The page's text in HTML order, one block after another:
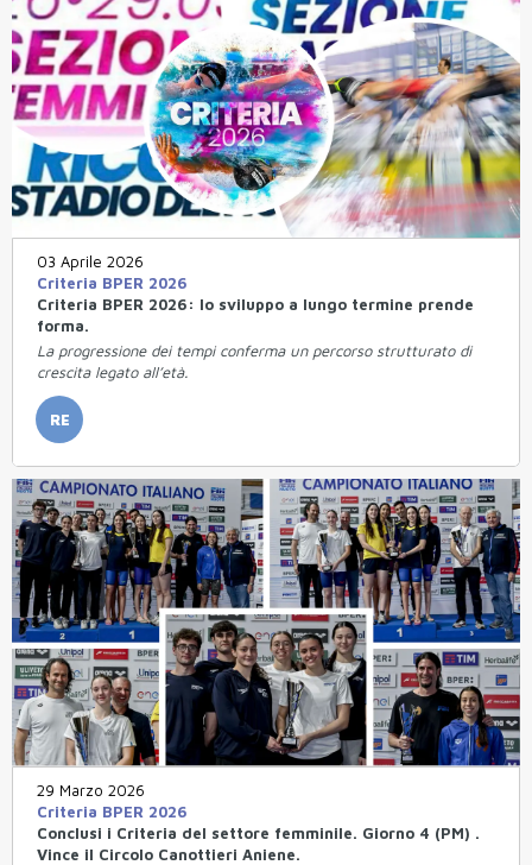
03 Aprile 2026
Criteria BPER 2026
Criteria BPER 2026: lo sviluppo a lungo termine prende
forma.
La progressione dei tempi conferma un percorso strutturato di
crescita legato all’età.
RE
29 Marzo 2026
Criteria BPER 2026
Conclusi i Criteria del settore femminile. Giorno 4 (PM) .
Vince il Circolo Canottieri Aniene.